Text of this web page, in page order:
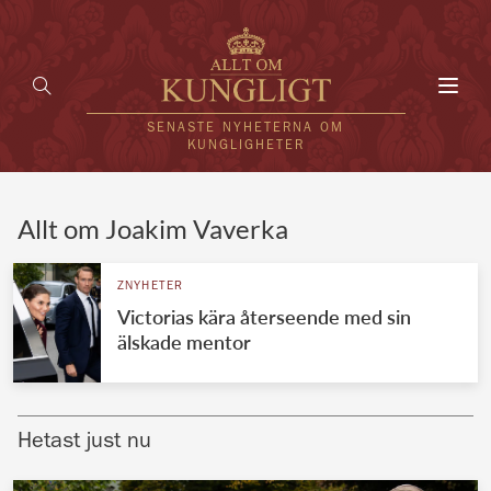
SENASTE NYHETERNA OM
KUNGLIGHETER
UTLÄNDSKT
VÄRLDENS KUNGAHUS
Brittiska kungahuset
Allt om Joakim Vaverka
ZNYHETER
Victorias kära återseende med sin
älskade mentor
Hetast just nu